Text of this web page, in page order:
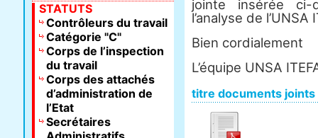
jointe insérée ci-
l’analyse de l’UNSA
Bien cordialement
L’équipe UNSA
titre documents joints
STATUTS
Contrôleurs du travail
Catégorie "C"
Corps de l’inspection
du travail
Corps des attachés
d’administration de
l’Etat
Secrétaires